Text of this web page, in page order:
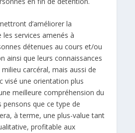
d’améliorer la
services amenés à
détenues au cours et/ou
ainsi que leurs connaissances
carcéral, mais aussi de
visé une orientation plus
meilleure compréhension du
pensons que ce type de
à terme, une plus-value tant
profitable aux